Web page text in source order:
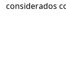
considerados